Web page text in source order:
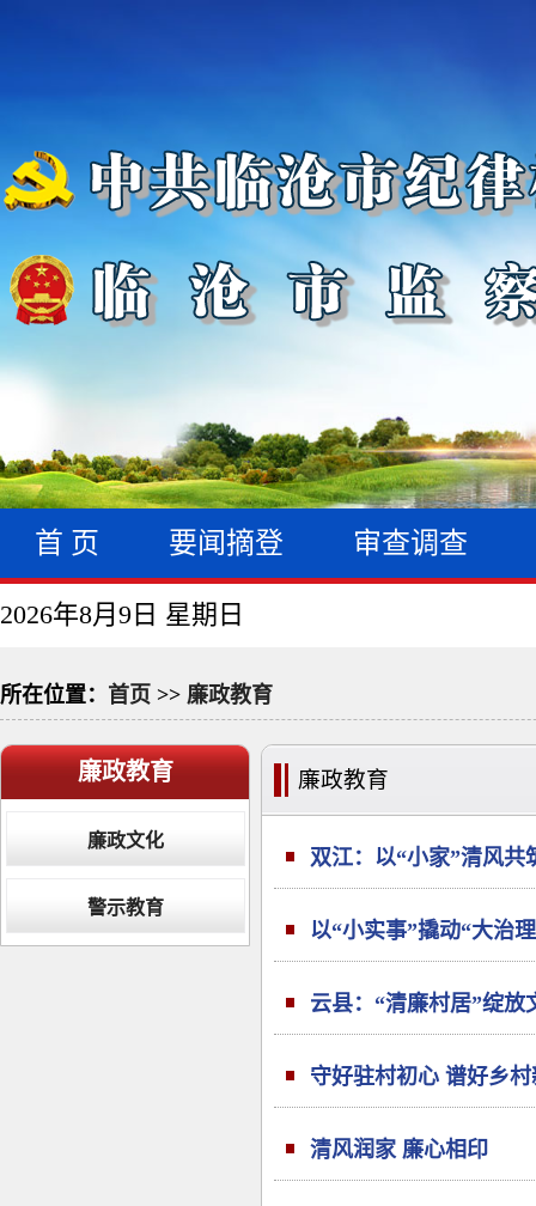
首 页 要闻摘登 审查调查
2026年8月9日 星期日
所在位置： 首页 >> 廉政教育
廉政教育
廉政文化
警示教育
廉政教育
双江：以“小家”清风共
以“小实事”撬动“大治
云县：“清廉村居”绽放
守好驻村初心 谱好乡
清风润家 廉心相印